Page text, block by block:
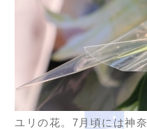
ユリの花。7月頃には神